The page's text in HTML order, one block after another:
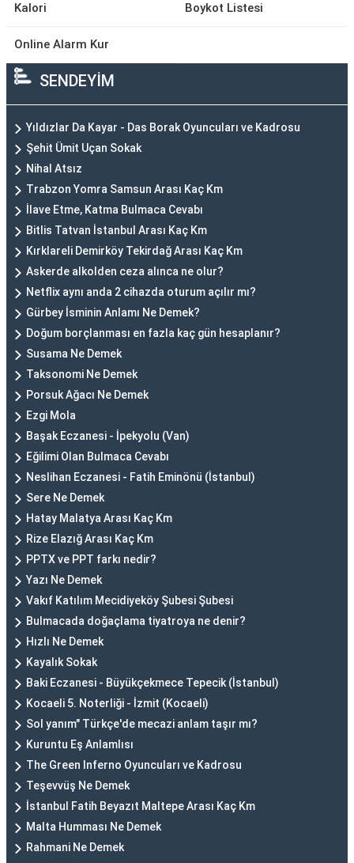
Kalori
Boykot Listesi
Online Alarm Kur
SENDEYİM
Yıldızlar Da Kayar - Das Borak Oyuncuları ve Kadrosu
Şehit Ümit Uçan Sokak
Nihal Atsız
Trabzon Yomra Samsun Arası Kaç Km
İlave Etme, Katma Bulmaca Cevabı
Bitlis Tatvan İstanbul Arası Kaç Km
Kırklareli Demirköy Tekirdağ Arası Kaç Km
Askerde alkolden ceza alınca ne olur?
Netflix aynı anda 2 cihazda oturum açılır mı?
Gürbey İsminin Anlamı Ne Demek?
Doğum borçlanması en fazla kaç gün hesaplanır?
Susama Ne Demek
Taksonomi Ne Demek
Porsuk Ağacı Ne Demek
Ezgi Mola
Başak Eczanesi - İpekyolu (Van)
Eğilimi Olan Bulmaca Cevabı
Neslihan Eczanesi - Fatih Eminönü (İstanbul)
Sere Ne Demek
Hatay Malatya Arası Kaç Km
Rize Elazığ Arası Kaç Km
PPTX ve PPT farkı nedir?
Yazı Ne Demek
Vakıf Katılım Mecidiyeköy Şubesi Şubesi
Bulmacada doğaçlama tiyatroya ne denir?
Hızlı Ne Demek
Kayalık Sokak
Baki Eczanesi - Büyükçekmece Tepecik (İstanbul)
Kocaeli 5. Noterliği - İzmit (Kocaeli)
Sol yanım" Türkçe'de mecazi anlam taşır mı?
Kuruntu Eş Anlamlısı
The Green Inferno Oyuncuları ve Kadrosu
Teşevvüş Ne Demek
İstanbul Fatih Beyazıt Maltepe Arası Kaç Km
Malta Humması Ne Demek
Rahmani Ne Demek